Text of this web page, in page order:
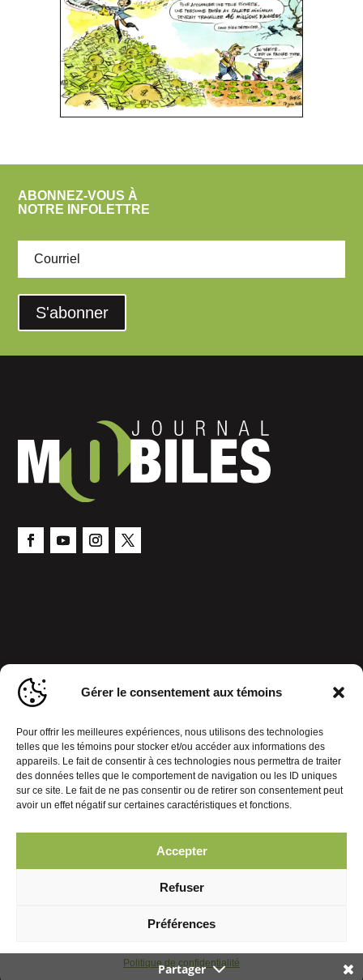
Gérer le consentement aux témoins
Pour offrir les meilleures expériences, nous utilisons des technologies
telles que les témoins pour stocker et/ou accéder aux informations des
appareils. Le fait de consentir à ces technologies nous permettra de traiter
des données telles que le comportement de navigation ou les ID uniques
sur ce site. Le fait de ne pas consentir ou de retirer son consentement peut
avoir un effet négatif sur certaines caractéristiques et fonctions.
Accepter
Refuser
Préférences
Politique de confidentialité
ABONNEZ-VOUS À
NOTRE INFOLETTRE
S'abonner
Gérer le consentement aux témoins
© 2026 Journal Mobiles. Tous droits réservés. | Réalisation :
Partager